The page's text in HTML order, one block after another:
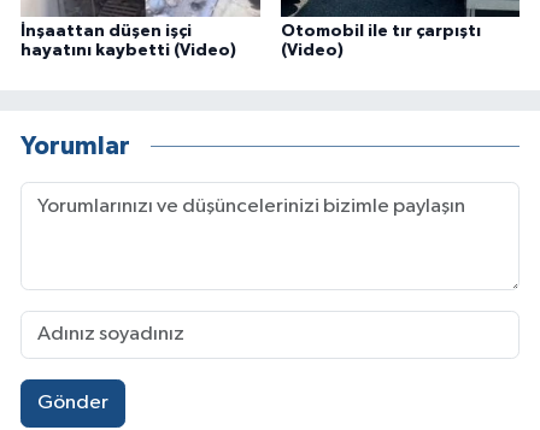
İnşaattan düşen işçi
hayatını kaybetti (Video)
Otomobil ile tır çarpıştı
(Video)
Yorumlar
Gönder